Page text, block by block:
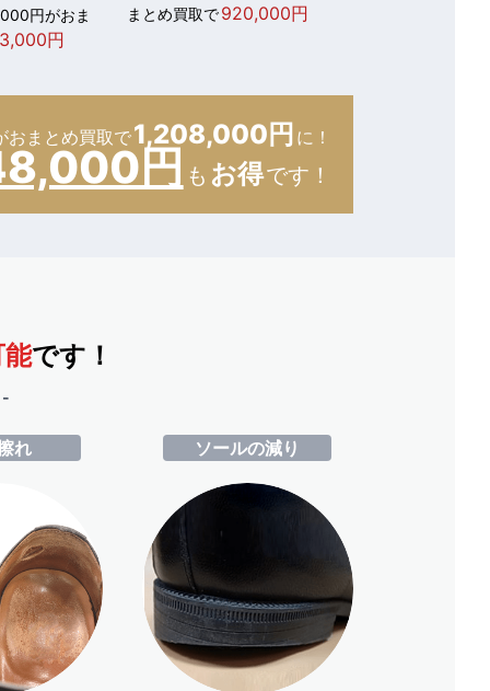
円がおま
円
まとめ買取で920,000円
おまとめ買取で1,208,000円 に！
円 も お得です！
です！
-
れ ソールの減り